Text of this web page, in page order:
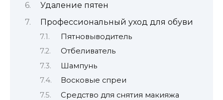
Удаление пятен
Профессиональный уход для обуви
Пятновыводитель
Отбеливатель
Шампунь
Восковые спреи
Средство для снятия макияжа